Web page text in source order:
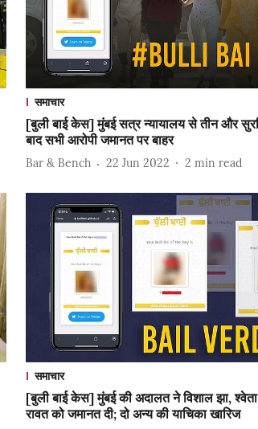
समाचार
[बुली बाई केस] मुंबई सत्र न्यायालय से तीन और
बाद सभी आरोपी जमानत पर बाहर
Bar & Bench 22 Jun 2022 2 min read
समाचार
[बुली बाई केस] मुंबई की अदालत ने विशाल झा,
रावत को जमानत दी; दो अन्य की याचिका खारिज